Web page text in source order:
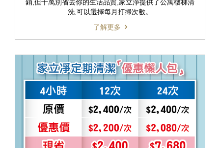
銷,但千萬別省去你的生活品質,家立淨提供了公寓樓梯清
洗,可以選擇每月打掃次數。
了解更多